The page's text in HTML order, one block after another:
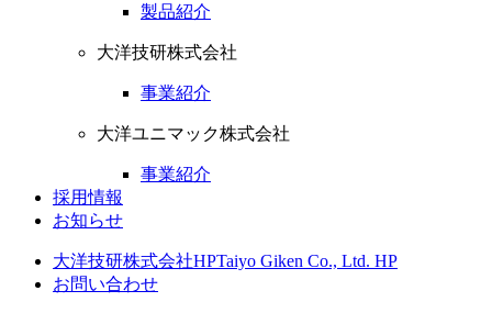
製品紹介
大洋技研株式会社
事業紹介
大洋ユニマック株式会社
事業紹介
採用情報
お知らせ
大洋技研株式会社HPTaiyo Giken Co., Ltd. HP
お問い合わせ